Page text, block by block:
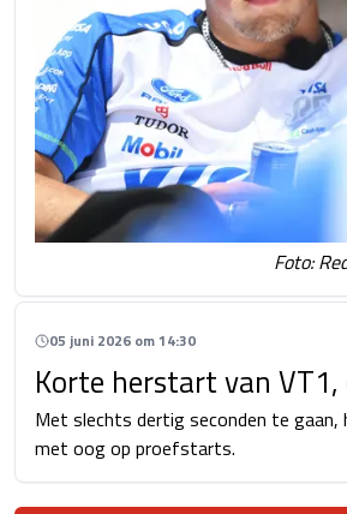
Foto:
05 juni 2026 om 14:30
Korte herstart van
Met slechts dertig seconden te gaan,
met oog op proefstarts.